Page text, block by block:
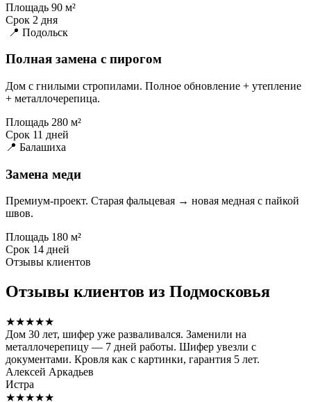
Площадь 90 м²
Срок 2 дня
📍 Подольск
Полная замена с пирогом
Дом с гнилыми стропилами. Полное обновление + утепление
+ металлочерепица.
Площадь 280 м²
Срок 11 дней
📍 Балашиха
Замена меди
Премиум-проект. Старая фальцевая → новая медная с пайкой
швов.
Площадь 180 м²
Срок 14 дней
Отзывы клиентов
Отзывы клиентов из Подмосковья
★★★★★
Дом 30 лет, шифер уже разваливался. Заменили на
металлочерепицу — 7 дней работы. Шифер увезли с
документами. Кровля как с картинки, гарантия 5 лет.
Алексей Аркадьев
Истра
★★★★★